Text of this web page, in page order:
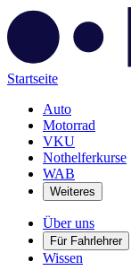
Startseite
Auto
Motorrad
VKU
Nothelferkurse
WAB
Weiteres
Über uns
Für Fahrlehrer
Wissen